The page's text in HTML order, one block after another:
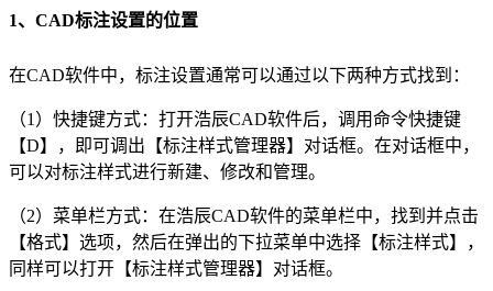
1、CAD标注设置的位置
在CAD软件中，标注设置通常可以通过以下两种方式找到：
（1）快捷键方式：打开浩辰CAD软件后，调用命令快捷键
【D】，即可调出【标注样式管理器】对话框。在对话框中，
可以对标注样式进行新建、修改和管理。
（2）菜单栏方式：在浩辰CAD软件的菜单栏中，找到并点击
【格式】选项，然后在弹出的下拉菜单中选择【标注样式】，
同样可以打开【标注样式管理器】对话框。